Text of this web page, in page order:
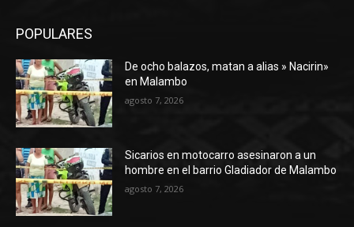
POPULARES
De ocho balazos, matan a alias » Nacirin»
en Malambo
agosto 7, 2026
Sicarios en motocarro asesinaron a un
hombre en el barrio Gladiador de Malambo
agosto 7, 2026